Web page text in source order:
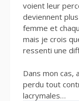
voient leur
deviennent
femme et
mais je crois
ressenti une
Dans mon cas,
perdu tout
lacrymales…